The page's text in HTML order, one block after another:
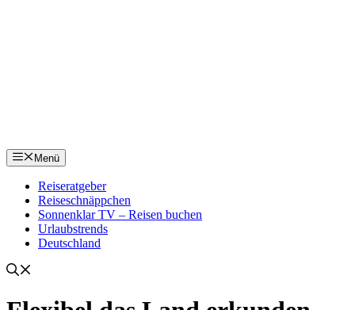
Menü
Reiseratgeber
Reiseschnäppchen
Sonnenklar TV – Reisen buchen
Urlaubstrends
Deutschland